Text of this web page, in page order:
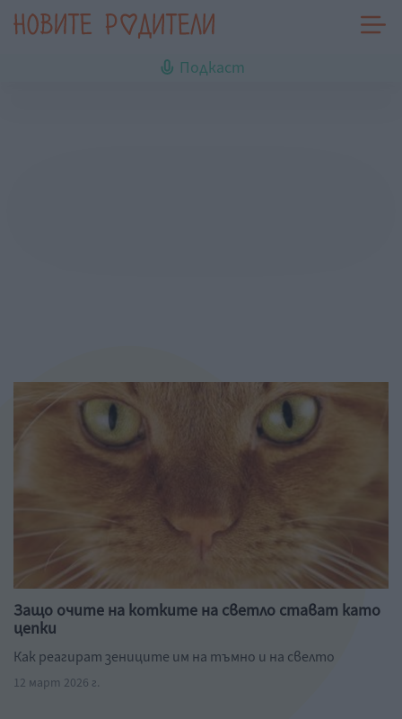
Подкаст
Защо очите на котките на светло стават като
цепки
Как реагират зениците им на тъмно и на свелто
12 март 2026 г.